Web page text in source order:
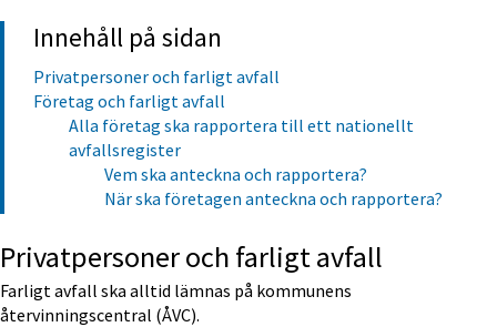
Innehåll på sidan
Privatpersoner och farligt avfall
Företag och farligt avfall
Alla företag ska rapportera till ett nationellt
avfallsregister
Vem ska anteckna och rapportera?
När ska företagen anteckna och rapportera?
Privatpersoner och farligt avfall
Farligt avfall ska alltid lämnas på kommunens
återvinningscentral (ÅVC).